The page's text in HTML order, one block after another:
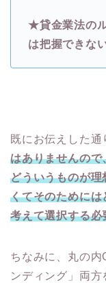
★貸金業法の
は把握できな
既にお伝えした通
はありませんの
どういうものが
くてそのために
考えて選択する必
ちなみに、丸の
ンディング」両方